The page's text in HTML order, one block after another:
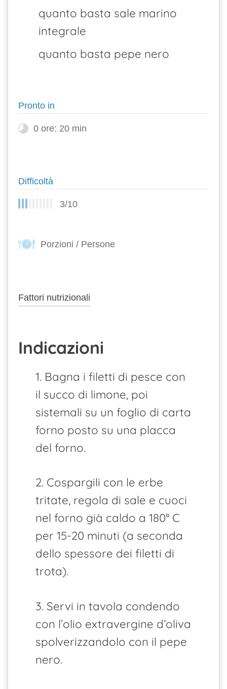
quanto basta sale marino
integrale
quanto basta pepe nero
Pronto in
0 ore: 20 min
Difficoltà
3/10
2 Porzioni / Persone
Fattori nutrizionali
Indicazioni
1. Bagna i filetti di pesce con
il succo di limone, poi
sistemali su un foglio di carta
forno posto su una placca
del forno.
2. Cospargili con le erbe
tritate, regola di sale e cuoci
nel forno già caldo a 180° C
per 15-20 minuti (a seconda
dello spessore dei filetti di
trota).
3. Servi in tavola condendo
con l’olio extravergine d’oliva
spolverizzandolo con il pepe
nero.